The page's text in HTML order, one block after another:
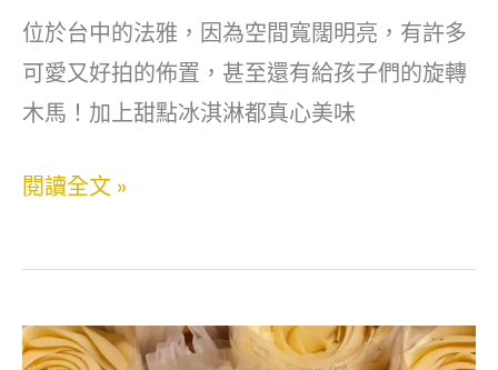
台
中
逢
美
位於台中的法雅，因為空間寬闊明亮，有許多
可愛又好拍的佈置，甚至還有給孩子們的旋轉
木馬！加上甜點冰淇淋都真心美味
法
義
冰
閱讀全文 »